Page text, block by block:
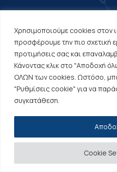
Χρησιμοποιούμε cookies στον
προσφέρουμε την πιο σχετική
προτιμήσεις σας και
Κάνοντας κλικ στο "Αποδοχή
ΟΛΩΝ των cookies. Ωστόσο,
"Ρυθμίσεις cookie" για να
συγκατάθεση.
Cookie
ΑΡΧΙΚΗ
ΥΠΗΡΕΣΙΕΣ
Η ΟΜΑΔΑ ΜΑΣ
ΤΟ ΙΑΤΡΕΙΟ
ONLINE ΡΑΝΤΕΒΟΥ
ΑΡΘΡΑ